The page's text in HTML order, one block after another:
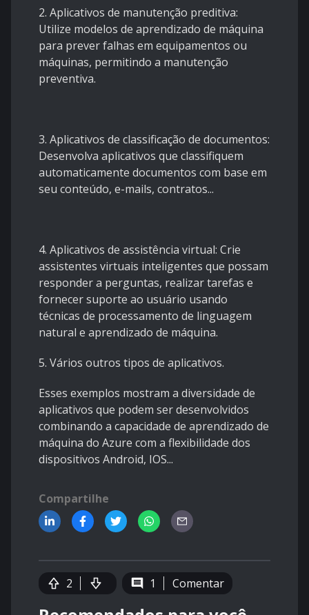
2. Aplicativos de manutenção preditiva:
Utilize modelos de aprendizado de máquina
para prever falhas em equipamentos ou
máquinas, permitindo a manutenção
preventiva.
3. Aplicativos de classificação de documentos:
Desenvolva aplicativos que classifiquem
automaticamente documentos com base em
seu conteúdo, e-mails, contratos...
4. Aplicativos de assistência virtual: Crie
assistentes virtuais inteligentes que possam
responder a perguntas, realizar tarefas e
fornecer suporte ao usuário usando
técnicas de processamento de linguagem
natural e aprendizado de máquina.
5. Vários outros tipos de aplicativos.
Esses exemplos mostram a diversidade de
aplicativos que podem ser desenvolvidos
combinando a capacidade de aprendizado de
máquina do Azure com a flexibilidade dos
dispositivos Android, IOS...
Compartilhe
2 1 Comentar